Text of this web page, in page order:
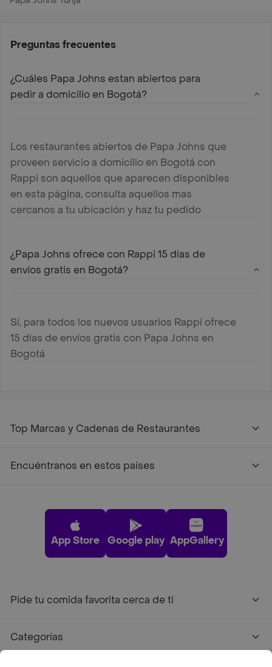
Preguntas frecuentes
¿Cuáles Papa Johns estan abiertos para
pedir a domicilio en Bogotá?
Los restaurantes abiertos de Papa Johns que
proveen servicio a domicilio en Bogotá con
Rappi son aquellos que aparecen disponibles
en esta página, consulta aquellos mas
cercanos a tu ubicación y haz tu pedido
¿Papa Johns ofrece con Rappi 15 días de
envíos gratis en Bogotá?
Sí, para todos los nuevos usuarios Rappi ofrece
15 días de envíos gratis con Papa Johns en
Bogotá
Top Marcas y Cadenas de Restaurantes
Encuéntranos en estos países
App Store Google play AppGallery
Pide tu comida favorita cerca de ti
Categorías